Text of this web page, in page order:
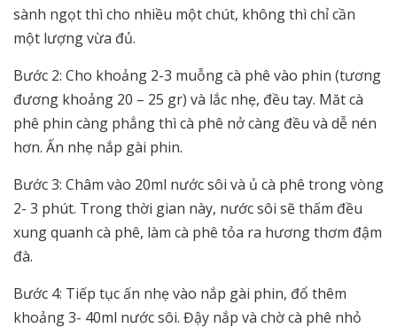
sành ngọt thì cho nhiều một chút, không thì chỉ cần
một lượng vừa đủ.
Bước 2: Cho khoảng 2-3 muỗng cà phê vào phin (tương
đương khoảng 20 – 25 gr) và lắc nhẹ, đều tay. Măt cà
phê phin càng phẳng thì cà phê nở càng đều và dễ nén
hơn. Ấn nhẹ nắp gài phin.
Bước 3: Châm vào 20ml nước sôi và ủ cà phê trong vòng
2- 3 phút. Trong thời gian này, nước sôi sẽ thấm đều
xung quanh cà phê, làm cà phê tỏa ra hương thơm đậm
đà.
Bước 4: Tiếp tục ấn nhẹ vào nắp gài phin, đổ thêm
khoảng 3- 40ml nước sôi. Đậy nắp và chờ cà phê nhỏ